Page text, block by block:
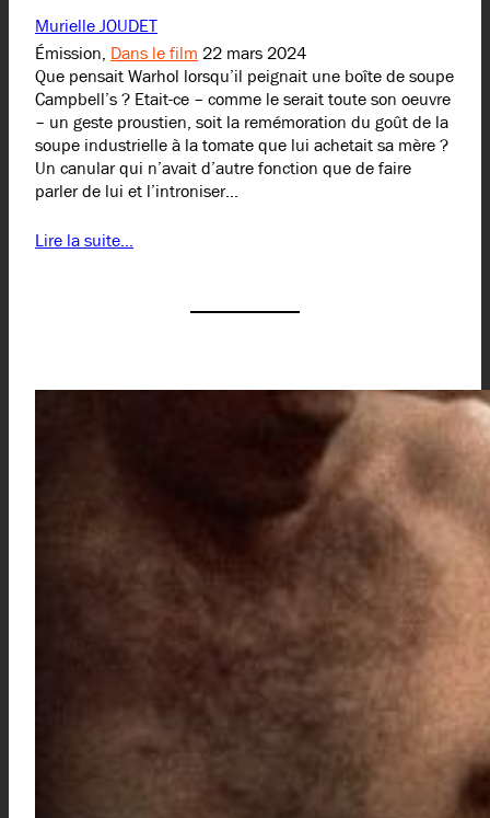
Murielle JOUDET
Émission, Dans le film 22 mars 2024
Que pensait Warhol lorsqu’il peignait une boîte de soupe
Campbell’s ? Etait-ce – comme le serait toute son oeuvre
– un geste proustien, soit la remémoration du goût de la
soupe industrielle à la tomate que lui achetait sa mère ?
Un canular qui n’avait d’autre fonction que de faire
parler de lui et l’introniser…
Lire la suite…